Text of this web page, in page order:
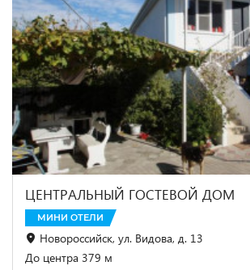
ЦЕНТРАЛЬНЫЙ ГОСТЕВОЙ ДОМ
МИНИ ОТЕЛИ
Новороссийск, ул. Видова, д. 13
До центра 379 м